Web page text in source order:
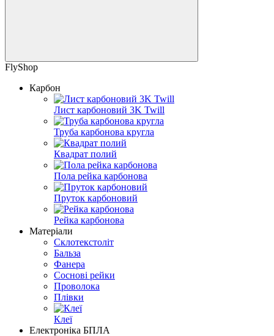
FlyShop
Карбон
Лист карбоновий 3K Twill
Труба карбонова кругла
Квадрат полий
Пола рейка карбонова
Пруток карбоновий
Рейка карбонова
Матеріали
Склотекстоліт
Бальза
Фанера
Соснові рейки
Проволока
Плівки
Клеї
Електроніка БПЛА